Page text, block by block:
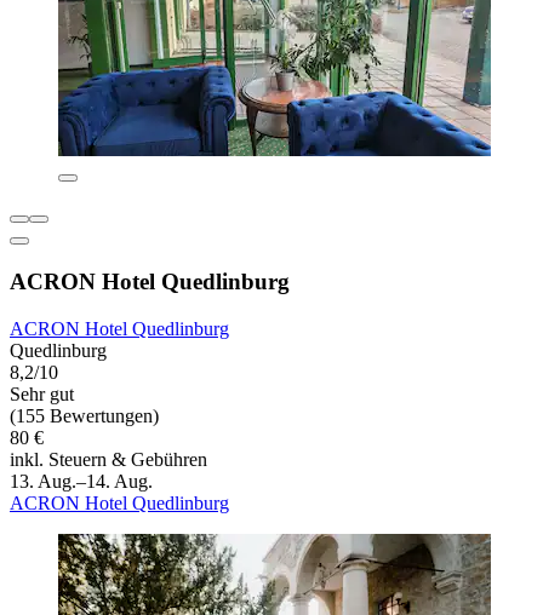
ACRON Hotel Quedlinburg
ACRON Hotel Quedlinburg
Quedlinburg
8,2/10
Sehr gut
(155 Bewertungen)
80 €
inkl. Steuern & Gebühren
13. Aug.–14. Aug.
ACRON Hotel Quedlinburg